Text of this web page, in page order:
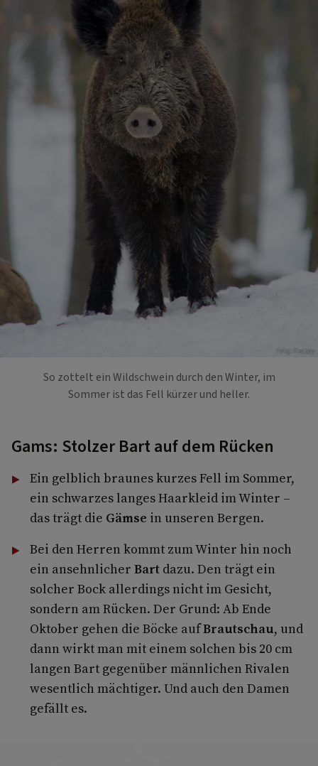
Foto: Pixabay
So zottelt ein Wildschwein durch den Winter, im
Sommer ist das Fell kürzer und heller.
Gams: Stolzer Bart auf dem Rücken
Ein gelblich braunes kurzes Fell im Sommer,
ein schwarzes langes Haarkleid im Winter –
das trägt die Gämse in unseren Bergen.
Bei den Herren kommt zum Winter hin noch
ein ansehnlicher Bart dazu. Den trägt ein
solcher Bock allerdings nicht im Gesicht,
sondern am Rücken. Der Grund: Ab Ende
Oktober gehen die Böcke aufBrautschau, und
dann wirkt man mit einem solchen bis 20 cm
langen Bart gegenüber männlichen Rivalen
wesentlich mächtiger. Und auch den Damen
gefällt es.